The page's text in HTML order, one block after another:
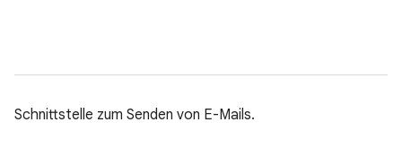
Schnittstelle zum Senden von E-Mails.